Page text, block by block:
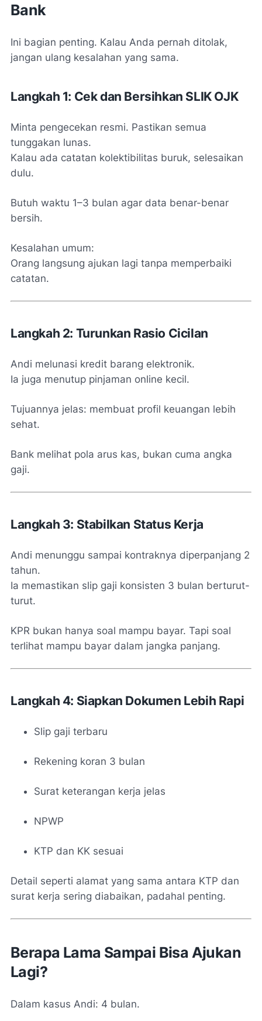
Bank
Ini bagian penting. Kalau Anda pernah ditolak,
jangan ulang kesalahan yang sama.
Langkah 1: Cek dan Bersihkan SLIK OJK
Minta pengecekan resmi. Pastikan semua
tunggakan lunas.
Kalau ada catatan kolektibilitas buruk, selesaikan
dulu.
Butuh waktu 1–3 bulan agar data benar-benar
bersih.
Kesalahan umum:
Orang langsung ajukan lagi tanpa memperbaiki
catatan.
Langkah 2: Turunkan Rasio Cicilan
Andi melunasi kredit barang elektronik.
Ia juga menutup pinjaman online kecil.
Tujuannya jelas: membuat profil keuangan lebih
sehat.
Bank melihat pola arus kas, bukan cuma angka
gaji.
Langkah 3: Stabilkan Status Kerja
Andi menunggu sampai kontraknya diperpanjang 2
tahun.
Ia memastikan slip gaji konsisten 3 bulan berturut-
turut.
KPR bukan hanya soal mampu bayar. Tapi soal
terlihat mampu bayar dalam jangka panjang.
Langkah 4: Siapkan Dokumen Lebih Rapi
Slip gaji terbaru
Rekening koran 3 bulan
Surat keterangan kerja jelas
NPWP
KTP dan KK sesuai
Detail seperti alamat yang sama antara KTP dan
surat kerja sering diabaikan, padahal penting.
Berapa Lama Sampai Bisa Ajukan
Lagi?
Dalam kasus Andi: 4 bulan.